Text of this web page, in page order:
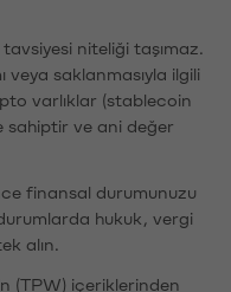
niteliği taşımaz.
veya saklanmasıyla ilgili
varlıklar (stablecoin
sahiptir ve ani değer
finansal durumunuzu
hukuk, vergi
alın.
(TPW) içeriklerinden